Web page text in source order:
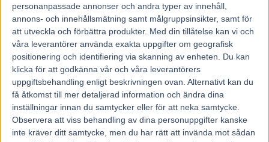
personanpassade annonser och andra typer av innehåll,
annons- och innehållsmätning samt målgruppsinsikter, samt för
att utveckla och förbättra produkter. Med din tillåtelse kan vi och
våra leverantörer använda exakta uppgifter om geografisk
positionering och identifiering via skanning av enheten. Du kan
klicka för att godkänna vår och våra leverantörers
uppgiftsbehandling enligt beskrivningen ovan. Alternativt kan du
få åtkomst till mer detaljerad information och ändra dina
inställningar innan du samtycker eller för att neka samtycke.
Observera att viss behandling av dina personuppgifter kanske
inte kräver ditt samtycke, men du har rätt att invända mot sådan
Hans R Strömberg är en av proffstränarna i Rättvik med stallet inne
på banan.
På lördag har han nära till händelserna när det är tävlingar med
V75® på dalabanan.
I ett försök i Diamantstoet över tre varv hoppas han på Starstrucked i
loppet över 2640 meter.
– Hon trivs bra över lång distans men helst ska det vara tre varv
eftersom hon är stark som en björn
Fem av Rättvikstravets proffstränare har sina verksamheter på
stallbacken på banan och på lördag blir det extra liv och rörelse när
Svenska Travligan med spel på V75® står på programmet.
En som lovat komma förbi Strömbergs stall på en fika är